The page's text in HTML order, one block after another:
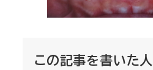
この記事を書いた人